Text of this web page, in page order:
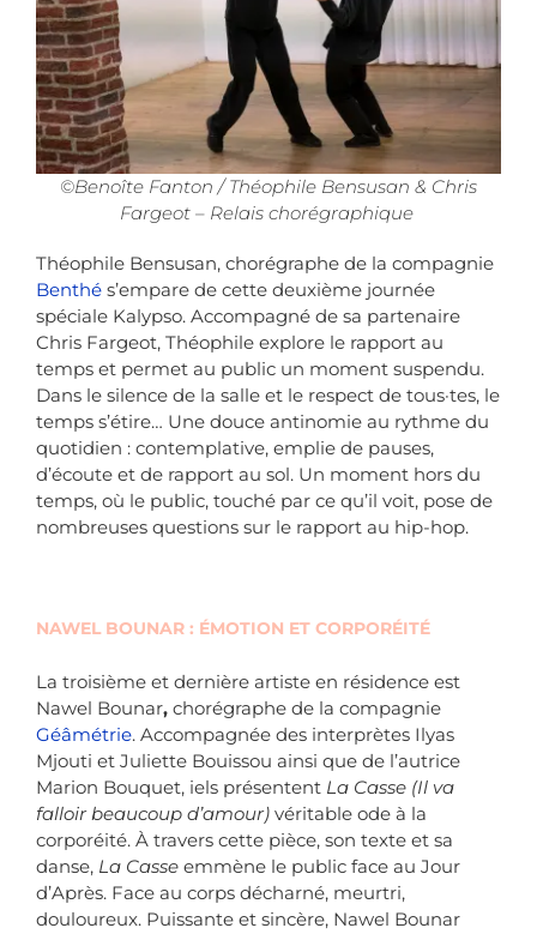
©Benoîte Fanton / Théophile Bensusan & Chris
Fargeot – Relais chorégraphique
Théophile Bensusan, chorégraphe de la compagnie
Benthés’empare de cette deuxième journée
spéciale Kalypso. Accompagné de sa partenaire
Chris Fargeot, Théophile explore le rapport au
temps et permet au public un moment suspendu.
Dans le silence de la salle et le respect de tous·tes, le
temps s’étire… Une douce antinomie au rythme du
quotidien : contemplative, emplie de pauses,
d’écoute et de rapport au sol. Un moment hors du
temps, où le public, touché par ce qu’il voit, pose de
nombreuses questions sur le rapport au hip-hop.
NAWEL BOUNAR : ÉMOTION ET CORPORÉITÉ
La troisième et dernière artiste en résidence est
Nawel Bounar,chorégraphe de la compagnie
Géâmétrie. Accompagnée des interprètes Ilyas
Mjouti et Juliette Bouissou ainsi que de l’autrice
Marion Bouquet, iels présentent La Casse (Il va
falloir beaucoup d’amour)véritable ode à la
corporéité. À travers cette pièce, son texte et sa
danse, La Casse emmène le public face au Jour
d’Après. Face au corps décharné, meurtri,
douloureux. Puissante et sincère, Nawel Bounar